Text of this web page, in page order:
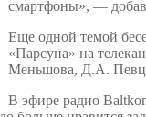
смартфоны», —
Еще одной темой
«Парсуна» на
Меньшова, Д.А.
В эфире радио